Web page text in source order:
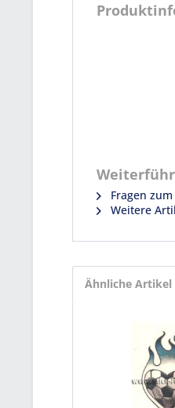
Fragen
Weitere
Ähnliche Artikel